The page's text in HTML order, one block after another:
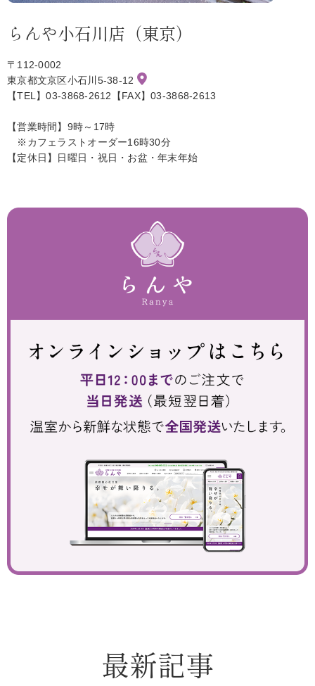
らんや小石川店（東京）
〒112-0002
東京都文京区小石川5-38-12
【TEL】03-3868-2612【FAX】03-3868-2613
【営業時間】9時～17時
※カフェラストオーダー16時30分
【定休日】日曜日・祝日・お盆・年末年始
最新記事